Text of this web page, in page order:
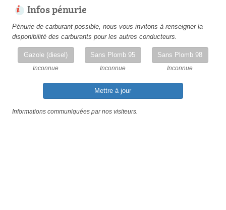
Infos pénurie
Pénurie de carburant possible, nous vous invitons à renseigner la
disponibilité des carburants pour les autres conducteurs.
Gazole (diesel)
Inconnue
Sans Plomb 95
Inconnue
Sans Plomb 98
Inconnue
Mettre à jour
Informations communiquées par nos visiteurs.